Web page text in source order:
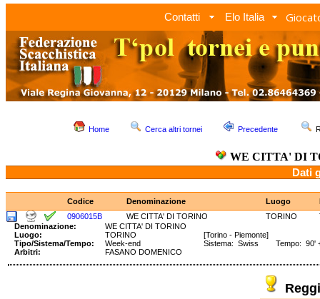
Contatti Elo Italia
Home Cerca altri tornei Precedente
WE CITTA' DI
Dati
Codice Denominazione Luogo
0906015B
WE CITTA' DI TORINO TORINO
Denominazione:
WE CITTA' DI TORINO
Luogo:
TORINO
[Torino - Piemonte]
Tipo/Sistema/Tempo:
Week-end
Sistema: Swiss Tempo: 90' +
Arbitri:
FASANO DOMENICO